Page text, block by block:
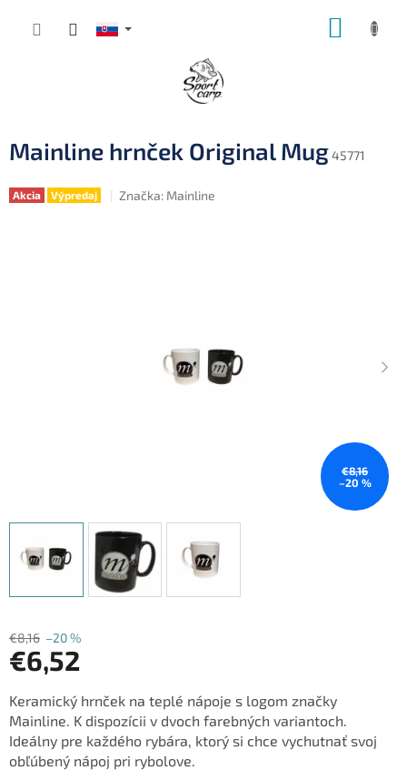
Mainline hrnček Original Mug45771
Akcia Výpredaj Značka: Mainline
€8,16
–20 %
€8,16 –20 %
€6,52
cena:
Keramický hrnček na teplé nápoje s logom značky
Mainline. K dispozícii v dvoch farebných variantoch.
Ideálny pre každého rybára, ktorý si chce vychutnať svoj
obľúbený nápoj pri rybolove.